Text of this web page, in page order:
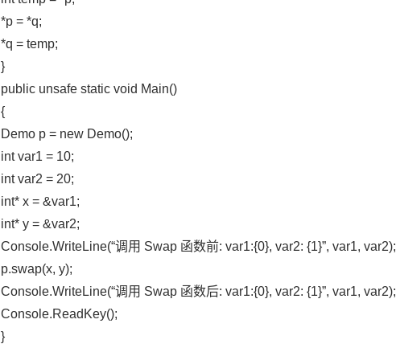
*p = *q;
*q = temp;
}
public unsafe static void Main()
{
Demo p = new Demo();
int var1 = 10;
int var2 = 20;
int* x = &var1;
int* y = &var2;
Console.WriteLine(“调用 Swap 函数前: var1:{0}, var2: {1}”, var1, var2);
p.swap(x, y);
Console.WriteLine(“调用 Swap 函数后: var1:{0}, var2: {1}”, var1, var2);
Console.ReadKey();
}